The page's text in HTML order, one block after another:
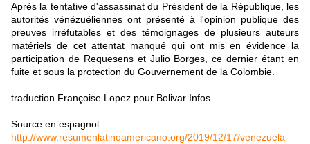
Après la tentative d'assassinat du Président de la République, les
autorités vénézuéliennes ont présenté à l'opinion publique des
preuves irréfutables et des témoignages de plusieurs auteurs
matériels de cet attentat manqué qui ont mis en évidence la
participation de Requesens et Julio Borges, ce dernier étant en
fuite et sous la protection du Gouvernement de la Colombie.
traduction Françoise Lopez pour Bolivar Infos
Source en espagnol :
http://www.resumenlatinoamericano.org/2019/12/17/venezuela-